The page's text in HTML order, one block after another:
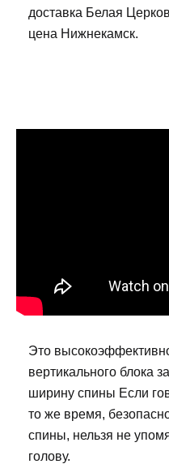
доставка Белая
цена Нижнекамск.
Это
вертикального блока
ширину спины Если
то же время,
спины, нельзя не
голову.